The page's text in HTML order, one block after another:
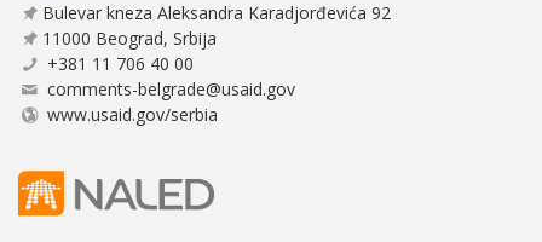
Bulevar kneza Aleksandra Karadjorđevića 92
11000 Beograd, Srbija
+381 11 706 40 00
comments-belgrade@usaid.gov
www.usaid.gov/serbia